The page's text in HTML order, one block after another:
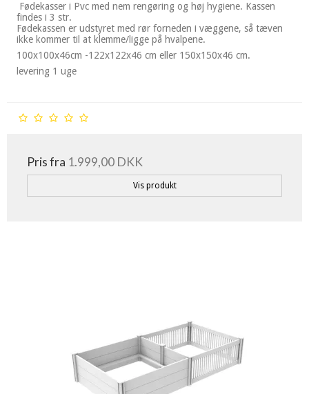
Fødekasser i Pvc med nem rengøring og høj hygiene. Kassen
findes i 3 str.
Fødekassen er udstyret med rør forneden i væggene, så tæven
ikke kommer til at klemme/ligge på hvalpene.
100x100x46cm -122x122x46 cm eller 150x150x46 cm.
levering 1 uge
Pris fra 1.999,00 DKK
Vis produkt